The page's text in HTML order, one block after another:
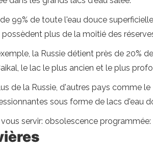
99% de toute l'eau douce
plus de la moitié des
la Russie détient près de 20%
le lac le plus ancien et le plus
de la Russie, d'autres pays comme
sous forme de lacs d'eau
servir: obsolescence